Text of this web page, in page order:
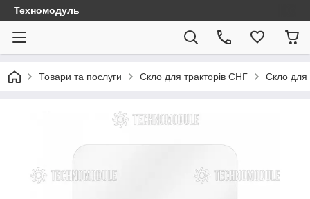
Техномодуль
Товари та послуги Скло для тракторів СНГ Скло